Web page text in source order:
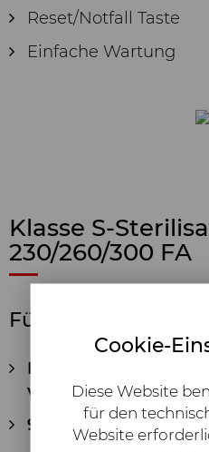
Cookie-
Diese Website
für den
Website
Reset/Notfall Taste
Einfache Wartung
Klasse S-
230/260/300 FA
Für Standard-
In 3 Größen mit
von 16, 24 oder 40
9 Programme, voll